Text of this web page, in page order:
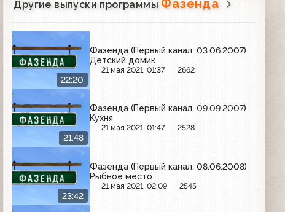
Другие выпуски программы Фазенда
22:20
Фазенда (Первый канал, 03.06.2007)
Детский домик
21 мая 2021, 01:37 2662
21:48
Фазенда (Первый канал, 09.09.2007)
Кухня
21 мая 2021, 01:47 2528
23:42
Фазенда (Первый канал, 08.06.2008)
Рыбное место
21 мая 2021, 02:09 2545